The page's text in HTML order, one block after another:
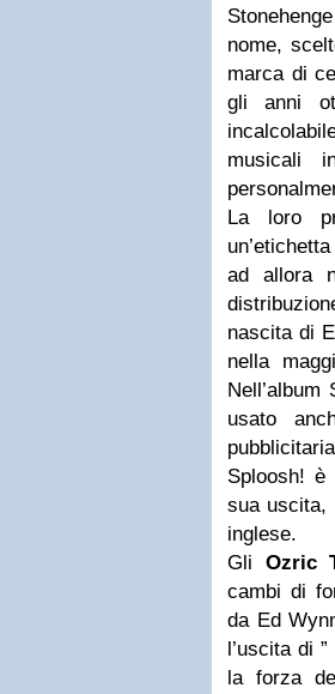
nome,
marca di
gli anni
musicali
La loro
ad allora
nascita di
nella
usato
Sploosh! è
sua uscita,
inglese.
Gli Ozric
cambi di
da Ed
l’uscita di
la forza